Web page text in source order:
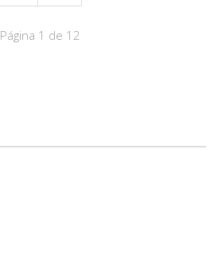
Página 1 de 12